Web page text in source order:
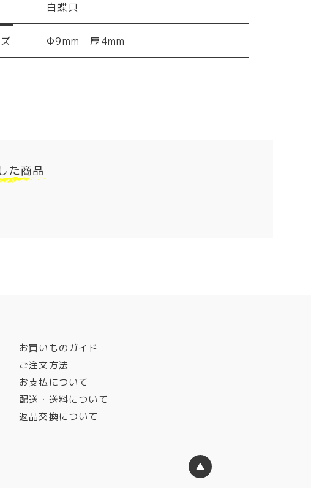
白蝶貝
Φ9mm 厚4mm
た商品
お買いものガイド
ご注文方法
お支払について
配送・送料について
返品交換について